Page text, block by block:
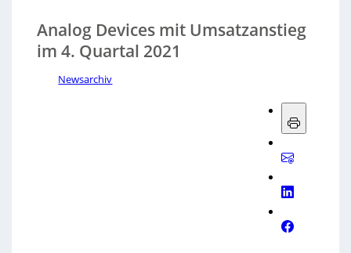
Analog Devices mit Umsatzanstieg
im 4. Quartal 2021
Newsarchiv